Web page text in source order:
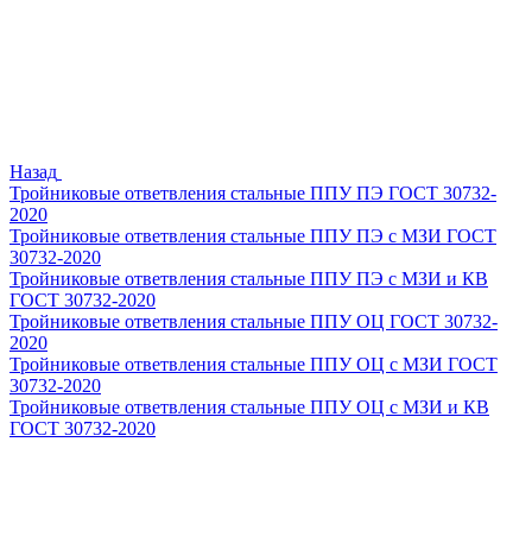
Назад
Тройниковые ответвления стальные ППУ ПЭ ГОСТ 30732-
2020
Тройниковые ответвления стальные ППУ ПЭ с МЗИ ГОСТ
30732-2020
Тройниковые ответвления стальные ППУ ПЭ с МЗИ и КВ
ГОСТ 30732-2020
Тройниковые ответвления стальные ППУ ОЦ ГОСТ 30732-
2020
Тройниковые ответвления стальные ППУ ОЦ с МЗИ ГОСТ
30732-2020
Тройниковые ответвления стальные ППУ ОЦ с МЗИ и КВ
ГОСТ 30732-2020